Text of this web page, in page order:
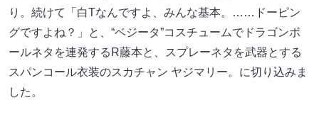
り。続けて「白Tなんですよ、みんな基本。……ドーピン
グですよね？」と、“ベジータ”コスチュームでドラゴンボ
ールネタを連発するR藤本と、スプレーネタを武器とする
スパンコール衣装のスカチャン ヤジマリー。に切り込みま
した。